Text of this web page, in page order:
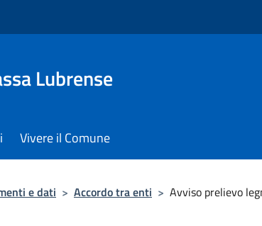
Lubrense
Vivere il Comune
e dati > Accordo tra enti > Avviso prelievo